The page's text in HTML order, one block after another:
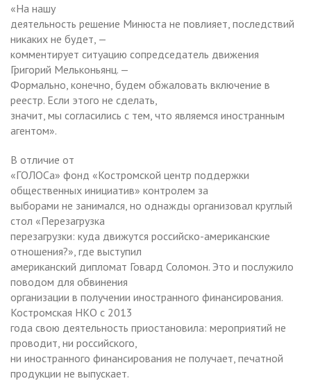
«На нашу
деятельность решение Минюста не повлияет, последствий
никаких не будет, —
комментирует ситуацию сопредседатель движения
Григорий Мельконьянц. —
Формально, конечно, будем обжаловать включение в
реестр. Если этого не сделать,
значит, мы согласились с тем, что являемся иностранным
агентом».
В отличие от
«ГОЛОСа» фонд «Костромской центр поддержки
общественных инициатив» контролем за
выборами не занимался, но однажды организовал круглый
стол «Перезагрузка
перезагрузки: куда движутся российско-американские
отношения?», где выступил
американский дипломат Говард Соломон. Это и послужило
поводом для обвинения
организации в получении иностранного финансирования.
Костромская НКО с 2013
года свою деятельность приостановила: мероприятий не
проводит, ни российского,
ни иностранного финансирования не получает, печатной
продукции не выпускает.